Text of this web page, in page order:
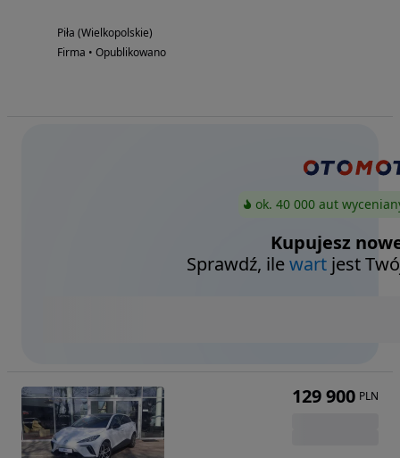
Piła (Wielkopolskie)
Firma • Opublikowano
ok. 40 000 aut
Kupujesz
Sprawdź, ilewart jest
129 900 PLN